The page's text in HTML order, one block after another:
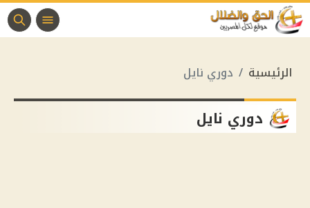
الرئيسية دوري نايل
دوري نايل